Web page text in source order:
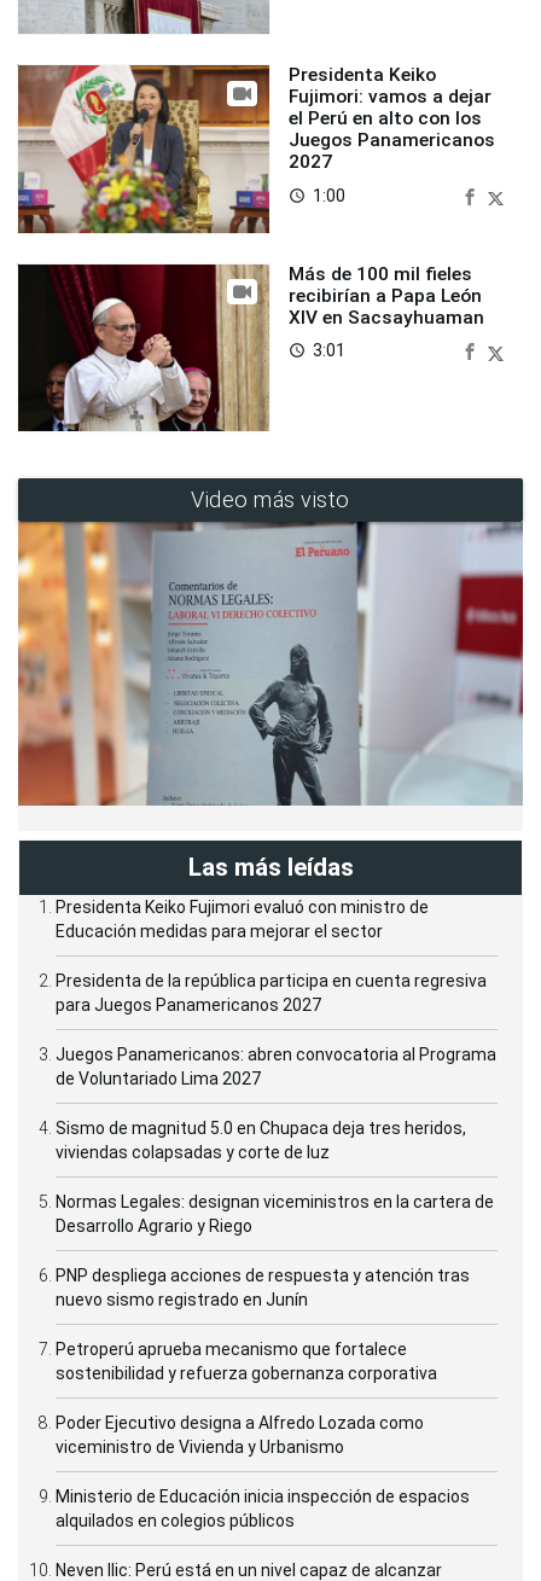
Presidenta Keiko
Fujimori: vamos a dejar
el Perú en alto con los
Juegos Panamericanos
2027
access_time 1:00
Más de 100 mil fieles
recibirían a Papa León
XIV en Sacsayhuaman
access_time 3:01
Video más visto
Las más leídas
Presidenta Keiko Fujimori evaluó con ministro de
Educación medidas para mejorar el sector
Presidenta de la república participa en cuenta regresiva
para Juegos Panamericanos 2027
Juegos Panamericanos: abren convocatoria al Programa
de Voluntariado Lima 2027
Sismo de magnitud 5.0 en Chupaca deja tres heridos,
viviendas colapsadas y corte de luz
Normas Legales: designan viceministros en la cartera de
Desarrollo Agrario y Riego
PNP despliega acciones de respuesta y atención tras
nuevo sismo registrado en Junín
Petroperú aprueba mecanismo que fortalece
sostenibilidad y refuerza gobernanza corporativa
Poder Ejecutivo designa a Alfredo Lozada como
viceministro de Vivienda y Urbanismo
Ministerio de Educación inicia inspección de espacios
alquilados en colegios públicos
Neven Ilic: Perú está en un nivel capaz de alcanzar